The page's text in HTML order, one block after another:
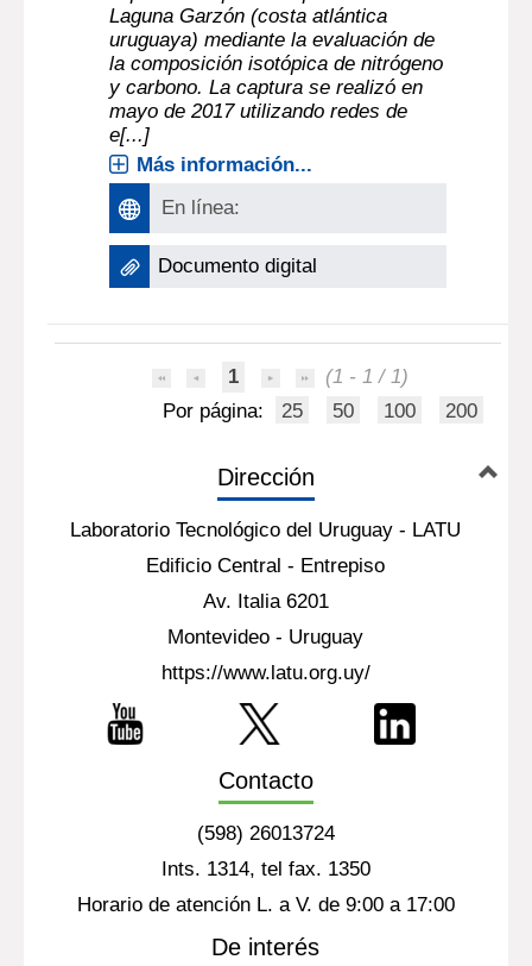
Laguna Garzón (costa atlántica
uruguaya) mediante la evaluación de
la composición isotópica de nitrógeno
y carbono. La captura se realizó en
mayo de 2017 utilizando redes de
e[...]
Más información...
En línea:
Documento digital
1
(1 - 1 / 1)
Por página:
25 50 100 200
Dirección
Laboratorio Tecnológico del Uruguay - LATU
Edificio Central - Entrepiso
Av. Italia 6201
Montevideo - Uruguay
https://www.latu.org.uy/
Contacto
(598) 26013724
Ints. 1314, tel fax. 1350
Horario de atención L. a V. de 9:00 a 17:00
De interés